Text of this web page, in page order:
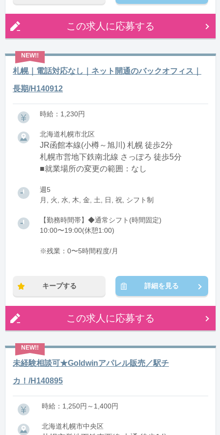
この求人に応募する
札幌｜電話対応なし｜ネット開通のバックオフィス｜
長期/H140912
時給：1,230円
北海道札幌市北区
JR函館本線(小樽～旭川) 札幌 徒歩2分
札幌市営地下鉄南北線 さっぽろ 徒歩5分
■就業場所の変更の範囲：なし
週5
月, 火, 水, 木, 金, 土, 日, 祝, シフト制
【勤務時間帯】◆通常シフト(時間固定)
10:00〜19:00(休憩1:00)
※残業：0〜5時間程度/月
キープする 詳細を見る
この求人に応募する
未経験相談可★Goldwinアパレル販売／駅チ
カ！/H140895
時給：1,250円～1,400円
北海道札幌市中央区